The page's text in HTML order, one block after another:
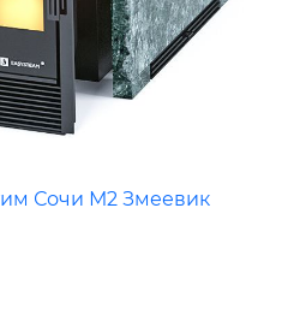
Сочи М2 Змеевик